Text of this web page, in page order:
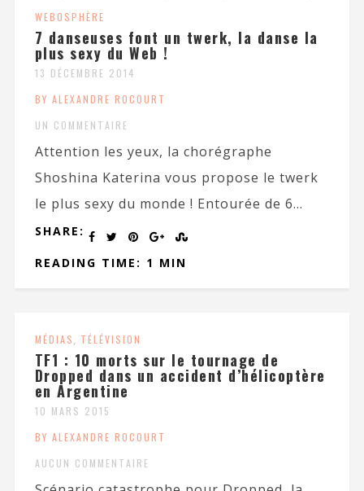
WEBOSPHÈRE
7 danseuses font un twerk, la danse la
plus sexy du Web !
13 DÉCEMBRE 2014
BY ALEXANDRE ROCOURT
UN COMMENTAIRE
Attention les yeux, la chorégraphe
Shoshina Katerina vous propose le twerk
le plus sexy du monde ! Entourée de 6...
SHARE:
READING TIME: 1 MIN
MÉDIAS, TÉLÉVISION
TF1 : 10 morts sur le tournage de
Dropped dans un accident d’hélicoptère
en Argentine
10 MARS 2015
BY ALEXANDRE ROCOURT
AUCUN COMMENTAIRE